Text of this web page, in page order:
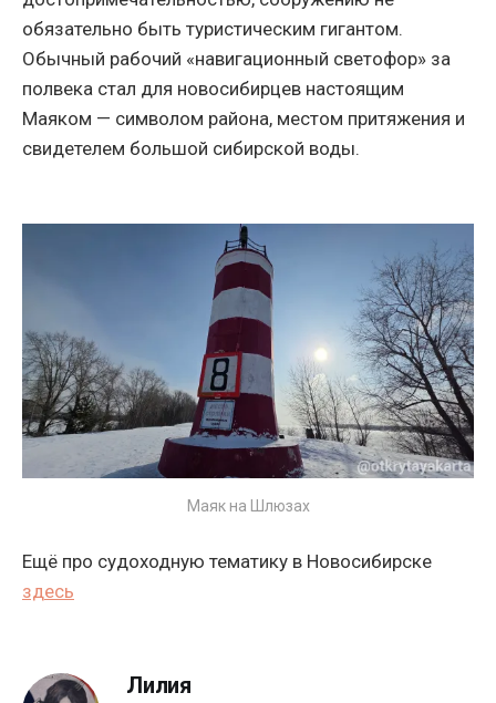
обязательно быть туристическим гигантом.
Обычный рабочий «навигационный светофор» за
полвека стал для новосибирцев настоящим
Маяком — символом района, местом притяжения и
свидетелем большой сибирской воды.
Маяк на Шлюзах
Ещё про судоходную тематику в Новосибирске
здесь
Лилия